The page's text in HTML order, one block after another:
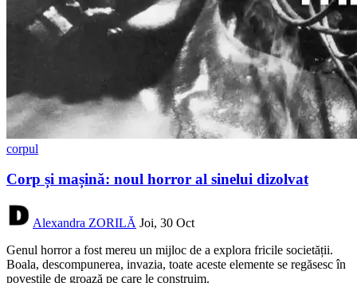
corpul
Corp și mașină: noul horror al sinelui dizolvat
Alexandra ZORILĂ Joi, 30 Oct
Genul horror a fost mereu un mijloc de a explora fricile societății.
Boala, descompunerea, invazia, toate aceste elemente se regăsesc în
poveștile de groază pe care le construim.